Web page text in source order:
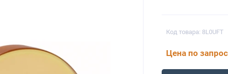
Код товара: 8L0UFT
Цена по